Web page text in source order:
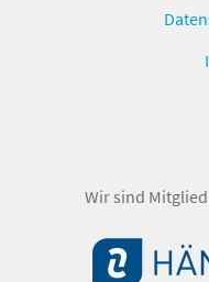
Wir sind